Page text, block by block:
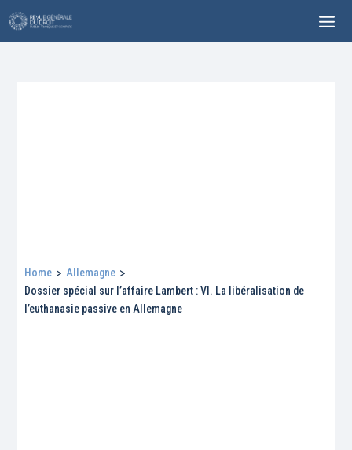
Home > Allemagne >
Dossier spécial sur l’affaire Lambert : VI. La libéralisation de
l’euthanasie passive en Allemagne